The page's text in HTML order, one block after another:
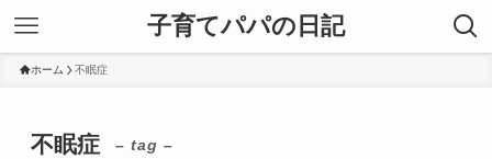
子育てパパの日記
ホーム 不眠症
不眠症 – tag –